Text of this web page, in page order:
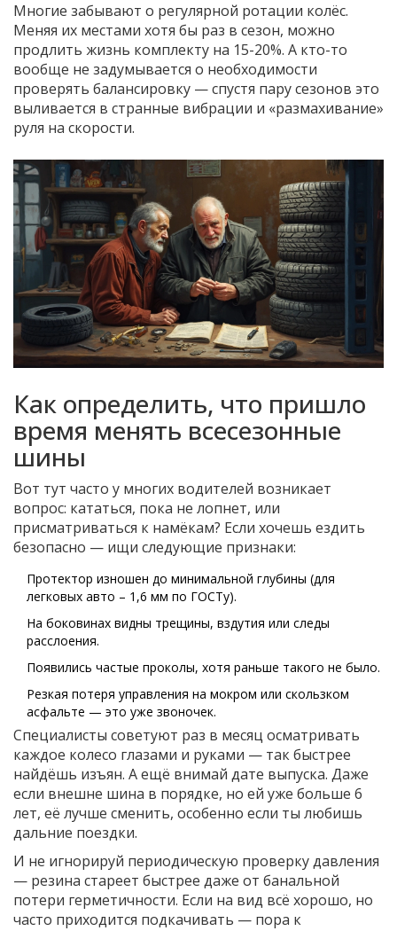
Многие забывают о регулярной ротации колёс.
Меняя их местами хотя бы раз в сезон, можно
продлить жизнь комплекту на 15-20%. А кто-то
вообще не задумывается о необходимости
проверять балансировку — спустя пару сезонов это
выливается в странные вибрации и «размахивание»
руля на скорости.
Как определить, что пришло
время менять всесезонные
шины
Вот тут часто у многих водителей возникает
вопрос: кататься, пока не лопнет, или
присматриваться к намёкам? Если хочешь ездить
безопасно — ищи следующие признаки:
Протектор изношен до минимальной глубины (для
легковых авто – 1,6 мм по ГОСТу).
На боковинах видны трещины, вздутия или следы
расслоения.
Появились частые проколы, хотя раньше такого не было.
Резкая потеря управления на мокром или скользком
асфальте — это уже звоночек.
Специалисты советуют раз в месяц осматривать
каждое колесо глазами и руками — так быстрее
найдёшь изъян. А ещё внимай дате выпуска. Даже
если внешне шина в порядке, но ей уже больше 6
лет, её лучше сменить, особенно если ты любишь
дальние поездки.
И не игнорируй периодическую проверку давления
— резина стареет быстрее даже от банальной
потери герметичности. Если на вид всё хорошо, но
часто приходится подкачивать — пора к